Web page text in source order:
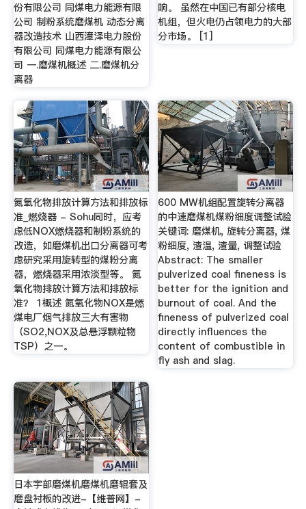
份有限公司 同煤电力能源有限
公司 制粉系统磨煤机 动态分离
器改造技术 山西漳泽电力股份
有限公司 同煤电力能源有限公
司 一.磨煤机概述 二.磨煤机分
离器
响。 虽然在中国已有部分核电
机组，但火电仍占领电力的大部
分市场。 [1]
氮氧化物排放计算方法和排放标
准_燃烧器 - Sohu同时，应考
虑低NOX燃烧器和制粉系统的
改造，如磨煤机出口分离器可考
虑研究采用旋转型的煤粉分离
器，燃烧器采用浓淡型等。 氮
氧化物排放计算方法和排放标
准？ 1概述 氮氧化物NOX是燃
煤电厂烟气排放三大有害物
（SO2,NOX及总悬浮颗粒物
TSP）之一。
600 MW机组配置旋转分离器
的中速磨煤机煤粉细度调整试验
关键词: 磨煤机, 旋转分离器, 煤
粉细度, 渣温, 渣量, 调整试验
Abstract: The smaller
pulverized coal fineness is
better for the ignition and
burnout of coal. And the
fineness of pulverized coal
directly influences the
content of combustible in
fly ash and slag.
日本宇部磨煤机磨煤机磨辊套及
磨盘衬板的改进-【维普网】-